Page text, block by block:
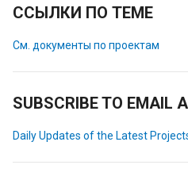
ССЫЛКИ ПО ТЕМЕ
См. документы по проектам
SUBSCRIBE TO EMAIL
Daily Updates of the Latest